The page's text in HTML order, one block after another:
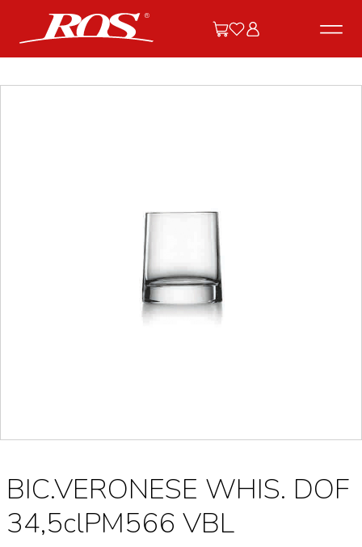
BIC.VERONESE WHIS. DOF
34,5clPM566 VBL